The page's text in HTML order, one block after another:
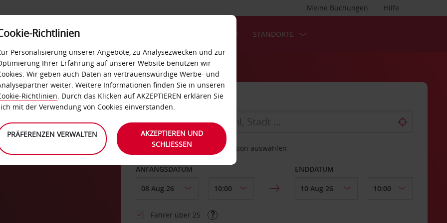
Hilfe
Meine Buchungen
LOYALTY SELF-SERVICES STANDORTE
ABHOLEN VON
Eine andere Rückgabestation auswählen
ANFANGSDATUM ENDDATUM
Fahrer über 25
Richtlinien
Personalisierung unserer Angebote, zu Analysezwecken und zur
Ihrer Erfahrung auf unserer Website benutzen wir
Wir geben auch Daten an vertrauenswürdige Werbe- und
weiter. Weitere Informationen finden Sie in unseren
Richtlinien. Durch das Klicken auf AKZEPTIEREN erklären Sie
mit der Verwendung von Cookies einverstanden.
PRÄFERENZEN VERWALTEN
AKZEPTIEREN UND
SCHLIESSEN